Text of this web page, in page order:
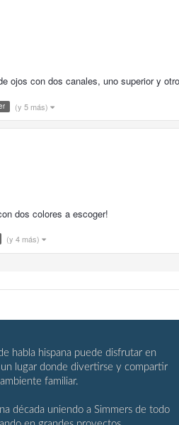
ojos con dos canales, uno superior y
(y 5 más)
dos colores a escoger!
(y 4 más)
habla hispana puede disfrutar en
lugar donde divertirse y compartir
familiar.
década uniendo a Simmers de todo